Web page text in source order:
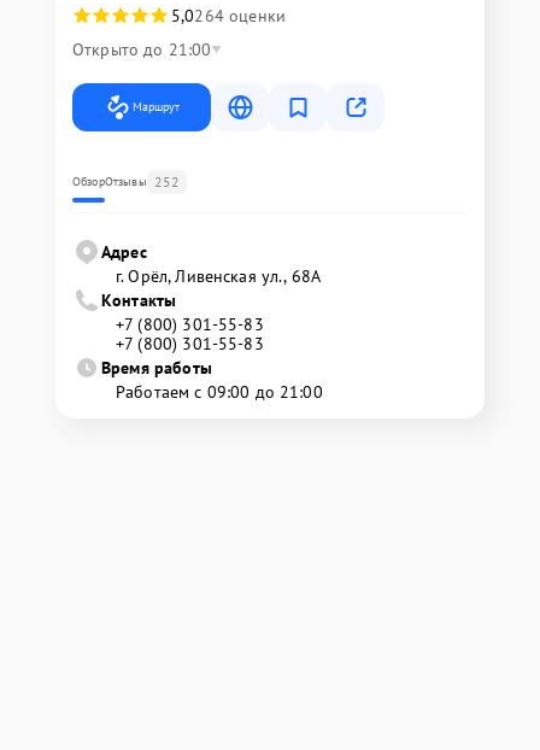
5,0264 оценки
Открыто до 21:00
Маршрут
ОбзорОтзывы 252
Адрес
г. Орёл, Ливенская ул., 68А
Контакты
+7 (800) 301-55-83
+7 (800) 301-55-83
Время работы
Работаем с 09:00 до 21:00